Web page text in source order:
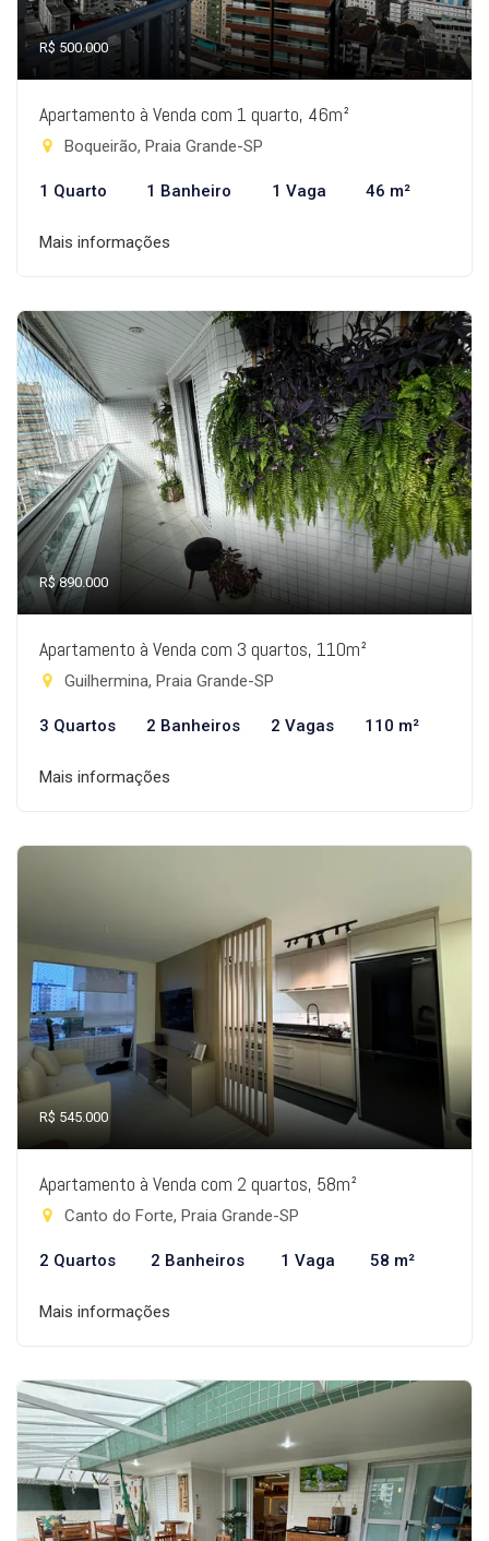
R$ 500.000
Apartamento à Venda com 1 quarto, 46m²
Boqueirão, Praia Grande-SP
1 Quarto 1 Banheiro 1 Vaga 46 m²
Mais informações
R$ 890.000
Apartamento à Venda com 3 quartos, 110m²
Guilhermina, Praia Grande-SP
3 Quartos 2 Banheiros 2 Vagas 110 m²
Mais informações
R$ 545.000
Apartamento à Venda com 2 quartos, 58m²
Canto do Forte, Praia Grande-SP
2 Quartos 2 Banheiros 1 Vaga 58 m²
Mais informações